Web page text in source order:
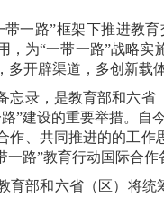
路”框架下推进教育
，为“一带一路”战略
多开辟渠道，多创新载
录，是教育部和六省
”建设的重要举措。
作、共同推进的的工
一路”教育行动国际合
部和六省（区）将统